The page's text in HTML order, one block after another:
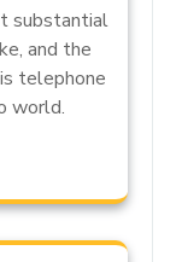
substantial
and the
telephone
world.